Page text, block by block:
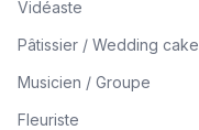
Vidéaste
Pâtissier / Wedding cake
Musicien / Groupe
Fleuriste